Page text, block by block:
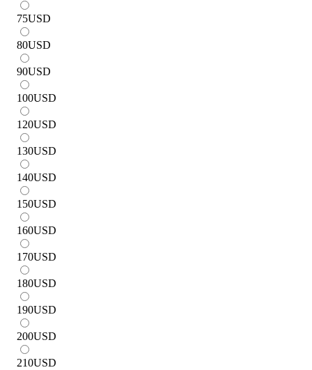
75USD
80USD
90USD
100USD
120USD
130USD
140USD
150USD
160USD
170USD
180USD
190USD
200USD
210USD